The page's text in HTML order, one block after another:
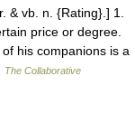
vb. n. {Rating}.] 1.
price or degree.
his companions is a
The Collaborative